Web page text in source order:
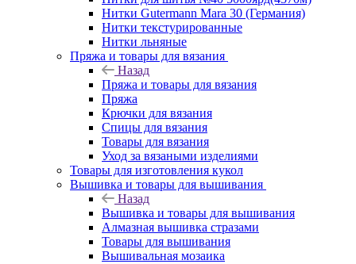
Нитки Gutermann Mara 30 (Германия)
Нитки текстурированные
Нитки льняные
Пряжа и товары для вязания
Назад
Пряжа и товары для вязания
Пряжа
Крючки для вязания
Спицы для вязания
Товары для вязания
Уход за вязаными изделиями
Товары для изготовления кукол
Вышивка и товары для вышивания
Назад
Вышивка и товары для вышивания
Алмазная вышивка стразами
Товары для вышивания
Вышивальная мозаика